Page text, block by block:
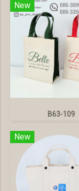
New
B63-109
New